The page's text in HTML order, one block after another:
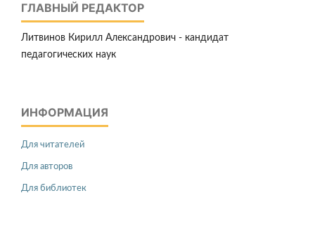
ГЛАВНЫЙ РЕДАКТОР
Литвинов Кирилл Александрович - кандидат
педагогических наук
ИНФОРМАЦИЯ
Для читателей
Для авторов
Для библиотек